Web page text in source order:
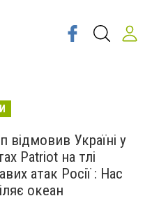
відмовив Україні у
Patriot на тлі
атак Росії : Нас
океан